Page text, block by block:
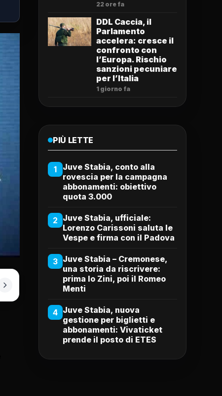
22 ore fa
DDL Caccia, il
Parlamento
accelera: cresce il
confronto con
l’Europa. Rischio
sanzioni pecuniare
per l’Italia
1 giorno fa
PIÙ LETTE
1
Juve Stabia, conto alla
rovescia per la campagna
abbonamenti: obiettivo
quota 3.000
2 Juve Stabia, ufficiale:
Lorenzo Carissoni saluta le
Vespe e firma con il Padova
3 Juve Stabia – Cremonese,
una storia da riscrivere:
prima lo Zini, poi il Romeo
Menti
4 Juve Stabia, nuova
gestione per biglietti e
abbonamenti: Vivaticket
prende il posto di ETES